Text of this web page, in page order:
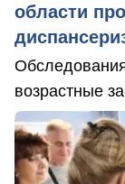
области
возрастные